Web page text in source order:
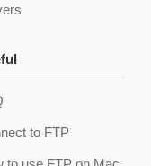
to FTP